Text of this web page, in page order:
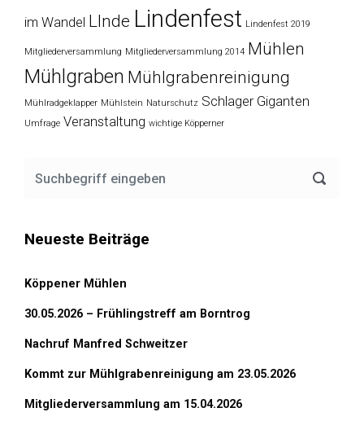
im Wandel LInde Lindenfest Lindenfest 2019
Mitgliederversammlung Mitgliederversammlung 2014 Mühlen
Mühlgraben Mühlgrabenreinigung
Mühlradgeklapper Mühlstein Naturschutz Schlager Giganten
Umfrage Veranstaltung wichtige Köpperner
Neueste Beiträge
Köppener Mühlen
30.05.2026 – Frühlingstreff am Borntrog
Nachruf Manfred Schweitzer
Kommt zur Mühlgrabenreinigung am 23.05.2026
Mitgliederversammlung am 15.04.2026